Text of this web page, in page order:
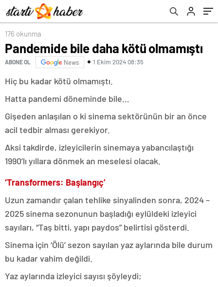
176 okunma
Pandemide bile daha kötü olmamıştı
ABONE OL News 1 Ekim 2024 08:35
Hiç bu kadar kötü olmamıştı.
Hatta pandemi döneminde bile…
Gişeden anlaşılan o ki sinema sektörünün bir an önce
acil tedbir alması gerekiyor.
Aksi takdirde, izleyicilerin sinemaya yabancılaştığı
1990’lı yıllara dönmek an meselesi olacak.
‘Transformers: Başlangıç’
Uzun zamandır çalan tehlike sinyalinden sonra, 2024 –
2025 sinema sezonunun başladığı eylüldeki izleyici
sayıları, “Taş bitti, yapı paydos” belirtisi gösterdi.
Sinema için ‘Ölü’ sezon sayılan yaz aylarında bile durum
bu kadar vahim değildi.
Yaz aylarında izleyici sayısı şöyleydi;